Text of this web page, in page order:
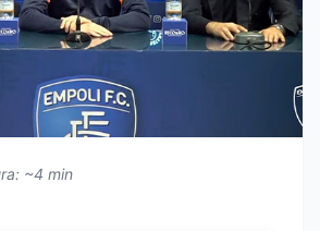
~4 min